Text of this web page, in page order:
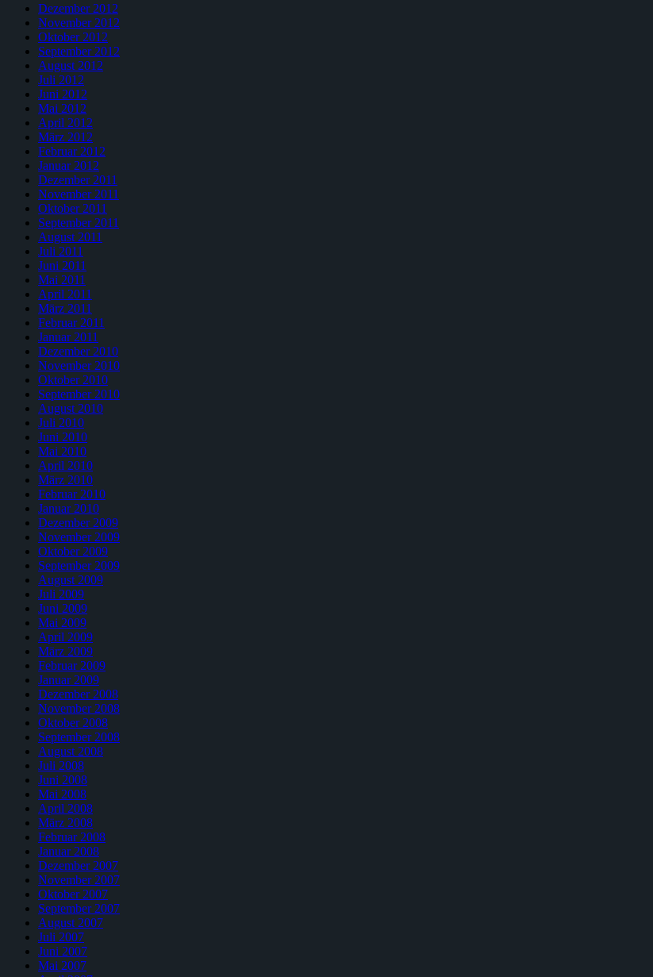
Dezember 2012
November 2012
Oktober 2012
September 2012
August 2012
Juli 2012
Juni 2012
Mai 2012
April 2012
März 2012
Februar 2012
Januar 2012
Dezember 2011
November 2011
Oktober 2011
September 2011
August 2011
Juli 2011
Juni 2011
Mai 2011
April 2011
März 2011
Februar 2011
Januar 2011
Dezember 2010
November 2010
Oktober 2010
September 2010
August 2010
Juli 2010
Juni 2010
Mai 2010
April 2010
März 2010
Februar 2010
Januar 2010
Dezember 2009
November 2009
Oktober 2009
September 2009
August 2009
Juli 2009
Juni 2009
Mai 2009
April 2009
März 2009
Februar 2009
Januar 2009
Dezember 2008
November 2008
Oktober 2008
September 2008
August 2008
Juli 2008
Juni 2008
Mai 2008
April 2008
März 2008
Februar 2008
Januar 2008
Dezember 2007
November 2007
Oktober 2007
September 2007
August 2007
Juli 2007
Juni 2007
Mai 2007